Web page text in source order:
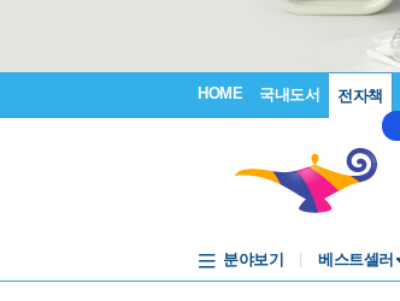
HOME 국내도서 전자책
분야보기 베스트셀러